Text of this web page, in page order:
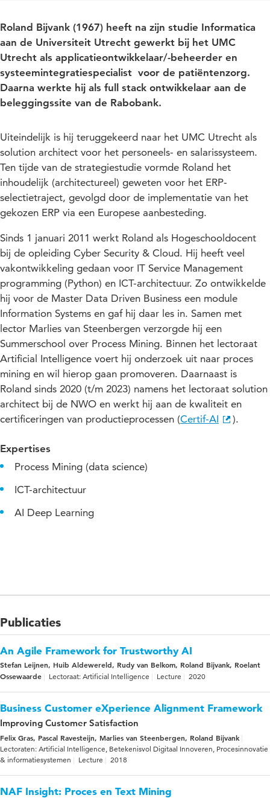
Roland Bijvank (1967) heeft na zijn studie Informatica
aan de Universiteit Utrecht gewerkt bij het UMC
Utrecht als applicatieontwikkelaar/-beheerder en
systeemintegratiespecialist voor de patiëntenzorg.
Daarna werkte hij als full stack ontwikkelaar aan de
beleggingssite van de Rabobank.
Uiteindelijk is hij teruggekeerd naar het UMC Utrecht als
solution architect voor het personeels- en salarissysteem.
Ten tijde van de strategiestudie vormde Roland het
inhoudelijk (architectureel) geweten voor het ERP-
selectietraject, gevolgd door de implementatie van het
gekozen ERP via een Europese aanbesteding.
Sinds 1 januari 2011 werkt Roland als Hogeschooldocent
bij de opleiding Cyber Security & Cloud. Hij heeft veel
vakontwikkeling gedaan voor IT Service Management
programming (Python) en ICT-architectuur. Zo ontwikkelde
hij voor de Master Data Driven Business een module
Information Systems en gaf hij daar les in. Samen met
lector Marlies van Steenbergen verzorgde hij een
Summerschool over Process Mining. Binnen het lectoraat
Artificial Intelligence voert hij onderzoek uit naar proces
mining en wil hierop gaan promoveren. Daarnaast is
Roland sinds 2020 (t/m 2023) namens het lectoraat solution
architect bij de NWO en werkt hij aan de kwaliteit en
certificeringen van productieprocessen (Certif-AI ).
Expertises
Process Mining (data science)
ICT-architectuur
AI Deep Learning
Publicaties
An Agile Framework for Trustworthy AI
Stefan Leijnen, Huib Aldewereld, Rudy van Belkom, Roland Bijvank, Roelant
Ossewaarde
Lectoraat: Artificial Intelligence Lecture 2020
Business Customer eXperience Alignment Framework
Improving Customer Satisfaction
Felix Gras, Pascal Ravesteijn, Marlies van Steenbergen, Roland Bijvank
Lectoraten: Artificial Intelligence, Betekenisvol Digitaal Innoveren, Procesinnovatie
& informatiesystemen
Lecture 2018
NAF Insight: Proces en Text Mining